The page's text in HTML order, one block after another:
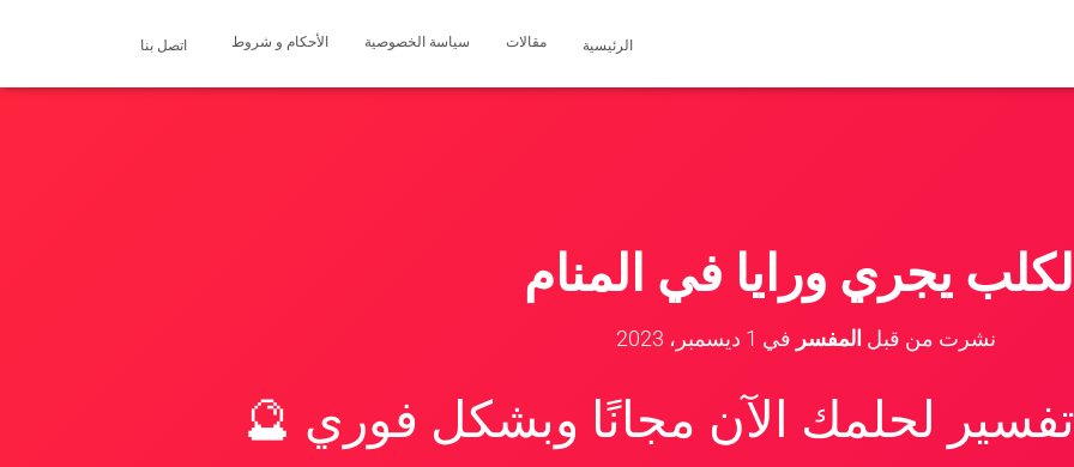
الرئيسية مقالات سياسة الخصوصية الأحكام و شروط اتصل بنا
يجري ورايا في المنام
نشرت من قبل المفسر في 1 ديسمبر، 2023
لحلمك الآن مجانًا وبشكل فوري 🔮